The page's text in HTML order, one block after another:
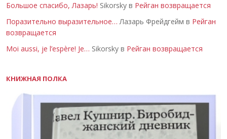
Большое спасибо, Лазарь! Sikorsky в Рейган возвращается
Поразительно выразительное… Лазарь Фрейдгейм в Рейган
возвращается
Moi aussi, je l’espère! Je… Sikorsky в Рейган возвращается
КНИЖНАЯ ПОЛКА